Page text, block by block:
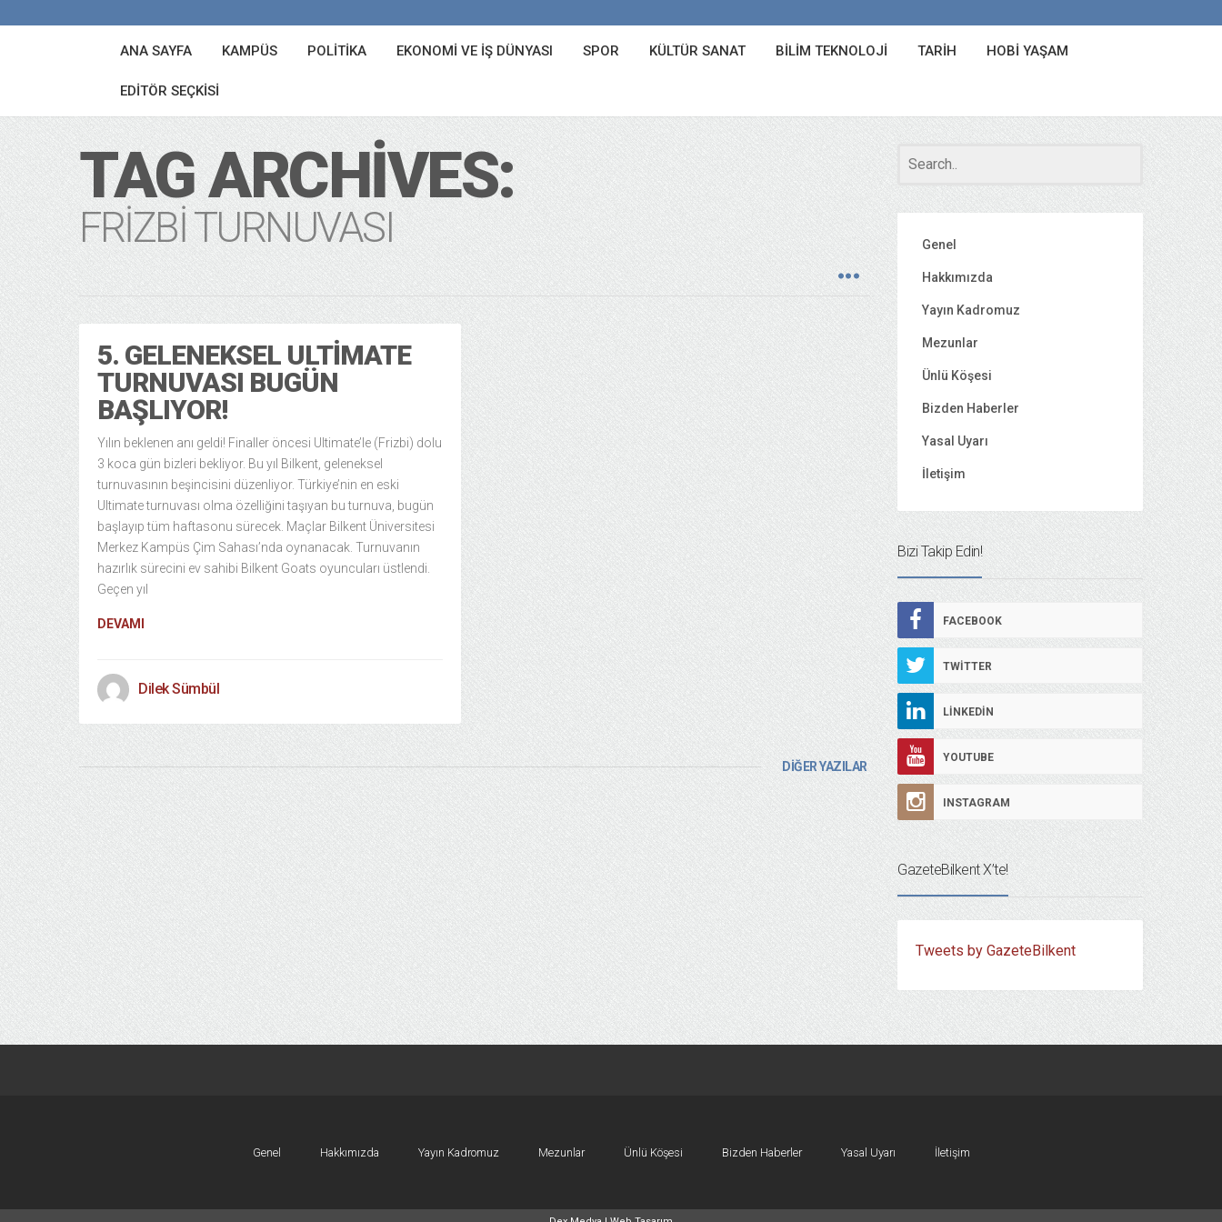
ANA SAYFA KAMPÜS POLITIKA EKONOMI VE İŞ DÜNYASI SPOR KÜLTÜR SANAT BILIM TEKNOLOJI TARIH HOBI YAŞAM
EDITÖR SEÇKISI
TAG ARCHIVES:
FRIZBI TURNUVASI
5. GELENEKSEL ULTIMATE
TURNUVASI BUGÜN
BAŞLIYOR!
Yılın beklenen anı geldi! Finaller öncesi Ultimate’le (Frizbi) dolu
3 koca gün bizleri bekliyor. Bu yıl Bilkent, geleneksel
turnuvasının beşincisini düzenliyor. Türkiye’nin en eski
Ultimate turnuvası olma özelliğini taşıyan bu turnuva, bugün
başlayıp tüm haftasonu sürecek. Maçlar Bilkent Üniversitesi
Merkez Kampüs Çim Sahası’nda oynanacak. Turnuvanın
hazırlık sürecini ev sahibi Bilkent Goats oyuncuları üstlendi.
Geçen yıl
DEVAMI
Dilek Sümbül
DİĞER YAZILAR
Genel
Hakkımızda
Yayın Kadromuz
Mezunlar
Ünlü Köşesi
Bizden Haberler
Yasal Uyarı
İletişim
Bizi Takip Edin!
FACEBOOK
TWITTER
LINKEDIN
YOUTUBE
INSTAGRAM
GazeteBilkent X’te!
Tweets by GazeteBilkent
Genel Hakkımızda Yayın Kadromuz Mezunlar Ünlü Köşesi Bizden Haberler Yasal Uyarı İletişim